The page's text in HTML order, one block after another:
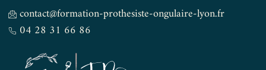
contact@formation-prothesiste-ongulaire-lyon.fr
04 28 31 66 86